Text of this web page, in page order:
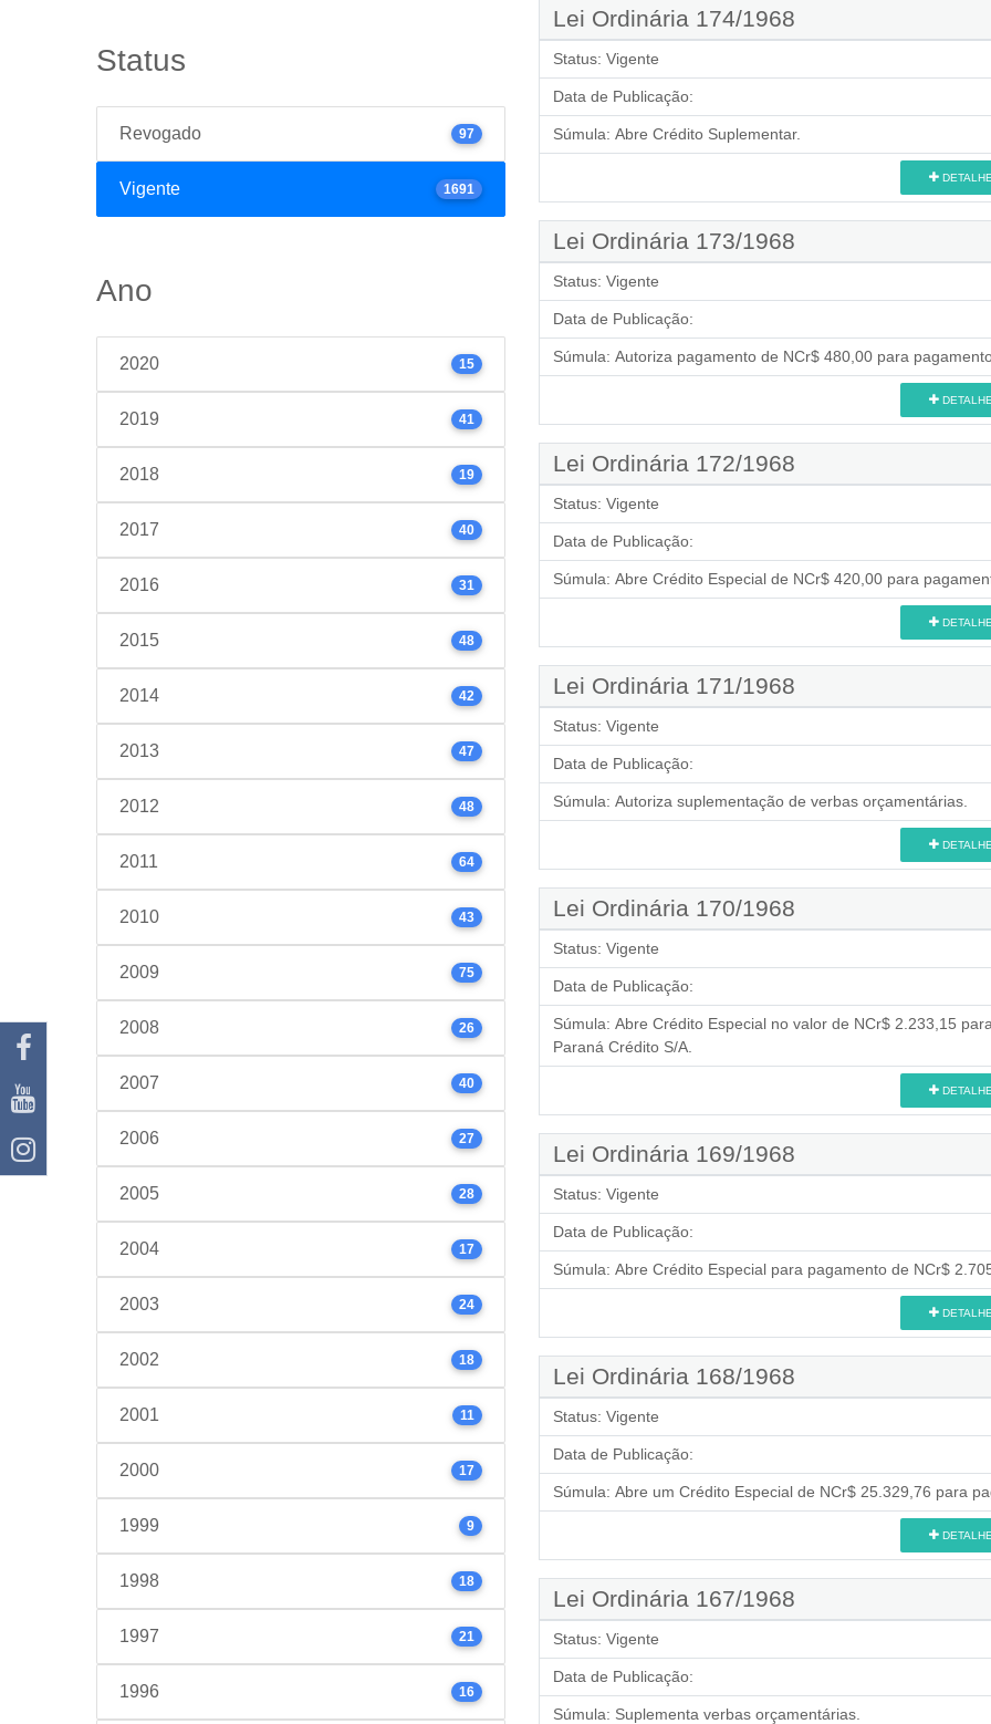
Status
Revogado 97
Vigente 1691
Ano
2020 15
2019 41
2018 19
2017 40
2016 31
2015 48
2014 42
2013 47
2012 48
2011 64
2010 43
2009 75
2008 26
2007 40
2006 27
2005 28
2004 17
2003 24
2002 18
2001 11
2000 17
1999 9
1998 18
1997 21
1996 16
Lei Ordinária 174/1968
Status: Vigente
Data de Publicação:
Súmula: Abre Crédito Suplementar.
Lei Ordinária 173/1968
Status: Vigente
Data de Publicação:
Súmula: Autoriza pagamento de NCr$ 480,00 para
Lei Ordinária 172/1968
Status: Vigente
Data de Publicação:
Súmula: Abre Crédito Especial de NCr$ 420,00 para
Lei Ordinária 171/1968
Status: Vigente
Data de Publicação:
Súmula: Autoriza suplementação de verbas orçamentárias.
Lei Ordinária 170/1968
Status: Vigente
Data de Publicação:
Súmula: Abre Crédito Especial no valor de NCr$ 2.233,15
Paraná Crédito S/A.
Lei Ordinária 169/1968
Status: Vigente
Data de Publicação:
Súmula: Abre Crédito Especial para pagamento de NCr$
Lei Ordinária 168/1968
Status: Vigente
Data de Publicação:
Súmula: Abre um Crédito Especial de NCr$ 25.329,76 para
Lei Ordinária 167/1968
Status: Vigente
Data de Publicação:
Súmula: Suplementa verbas orçamentárias.